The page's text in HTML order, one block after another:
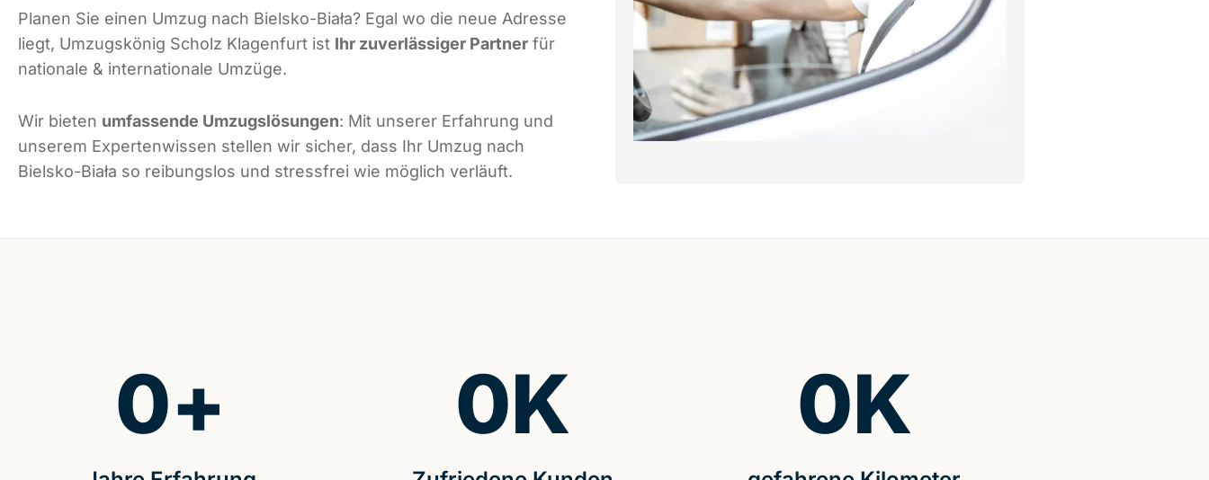
Planen Sie einen Umzug nach Bielsko-Biała? Egal wo die neue Adresse
liegt, Umzugskönig Scholz Klagenfurt ist Ihr zuverlässiger Partner für
nationale & internationale Umzüge.
Wir bieten umfassende Umzugslösungen: Mit unserer Erfahrung und
unserem Expertenwissen stellen wir sicher, dass Ihr Umzug nach
Bielsko-Biała so reibungslos und stressfrei wie möglich verläuft.
0+ 0K 0K